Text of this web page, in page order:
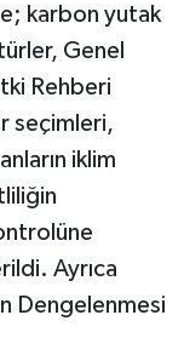
karbon yutak
Genel
Rehberi
seçimleri,
iklim
Ayrıca
Dengelenmesi